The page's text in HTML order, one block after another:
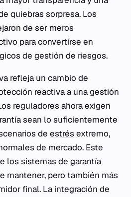
quiebras sorpresa. Los
de ser meros
para convertirse en
de gestión de riesgos.
refleja un cambio de
reactiva a una gestión
reguladores ahora exigen
sean lo suficientemente
de estrés extremo,
de mercado. Este
los sistemas de garantía
mantener, pero también más
final. La integración de